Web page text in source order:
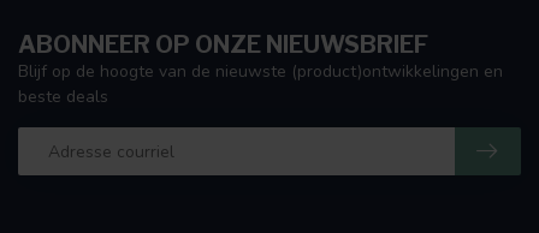
ABONNEER OP ONZE NIEUWSBRIEF
Blijf op de hoogte van de nieuwste (product)ontwikkelingen en
beste deals